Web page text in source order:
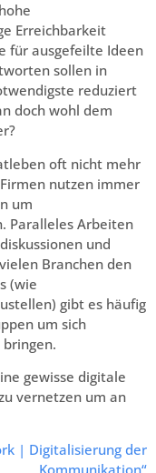
Erreichbarkeit
für ausgefeilte Ideen
sollen in
reduziert
doch wohl dem
oft nicht mehr
nutzen immer
um
Paralleles Arbeiten
und
Branchen den
(wie
gibt es häufig
um sich
gewisse digitale
vernetzen um an
| Digitalisierung der